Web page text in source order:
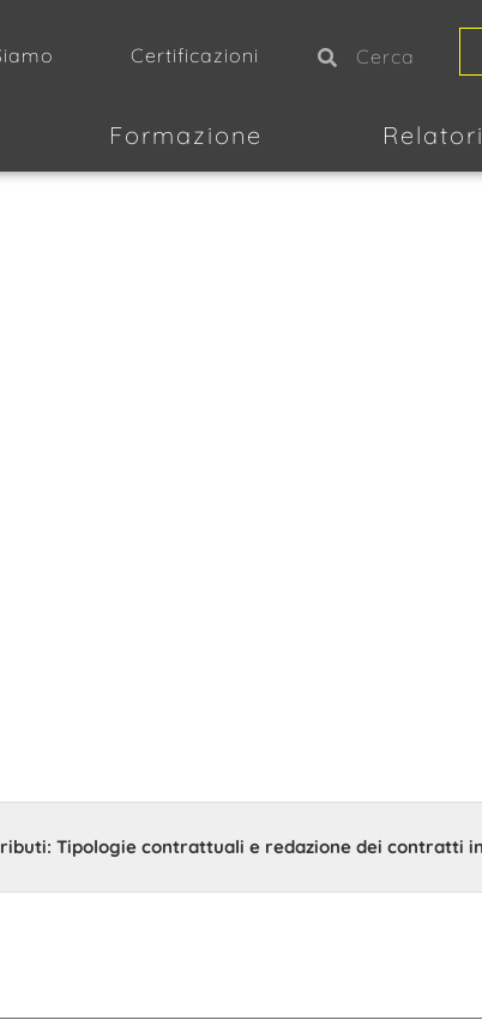
Certificazioni
Formazione Relatori
Tipologie contrattuali e redazione dei contratti